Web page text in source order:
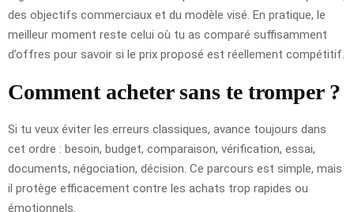
des objectifs commerciaux et du modèle visé. En pratique, le
meilleur moment reste celui où tu as comparé suffisamment
d’offres pour savoir si le prix proposé est réellement compétitif.
Comment acheter sans te tromper ?
Si tu veux éviter les erreurs classiques, avance toujours dans
cet ordre : besoin, budget, comparaison, vérification, essai,
documents, négociation, décision. Ce parcours est simple, mais
il protège efficacement contre les achats trop rapides ou
émotionnels.